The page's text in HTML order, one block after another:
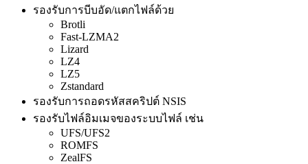
รองรับการบีบอัด/แตกไฟล์ด้วย
Brotli
Fast-LZMA2
Lizard
LZ4
LZ5
Zstandard
รองรับการถอดรหัสสคริปต์ NSIS
รองรับไฟล์อิมเมจของระบบไฟล์ เช่น
UFS/UFS2
ROMFS
ZealFS